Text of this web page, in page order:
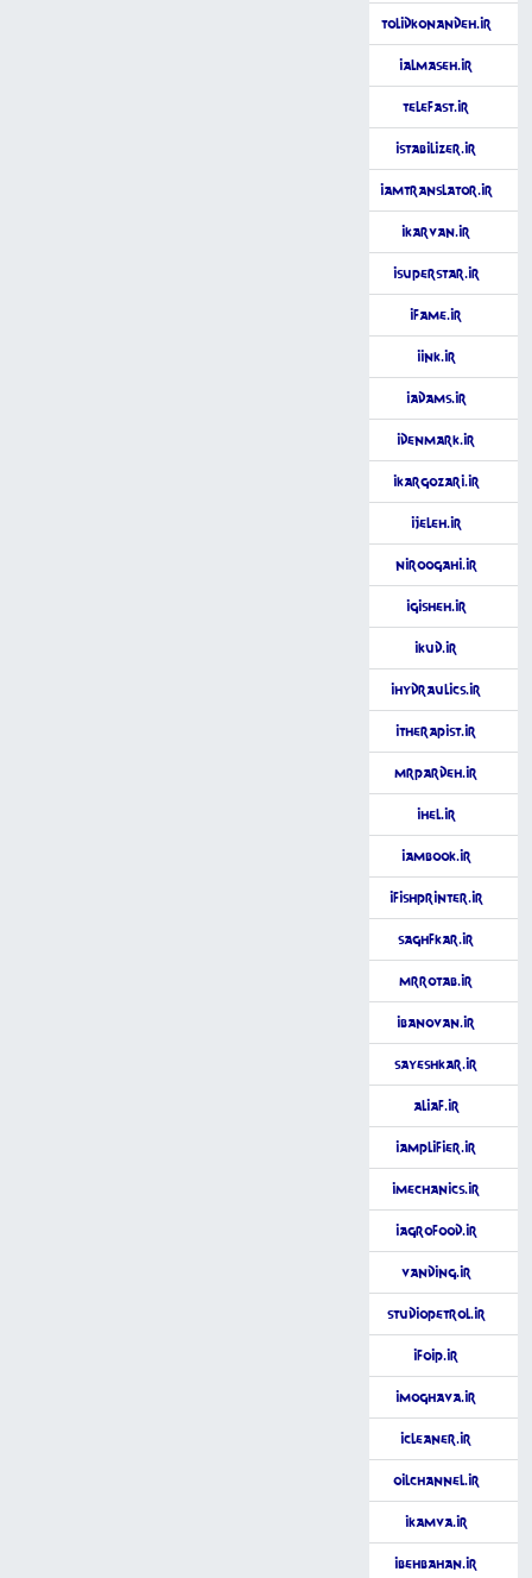
TolidKonandeh.ir
iAlmaseh.ir
TeleFast.ir
iStabilizer.ir
iAmTranslator.ir
iKarvan.ir
iSuperStar.ir
iFame.ir
iink.ir
iAdams.ir
iDenmark.ir
iKargozari.ir
iJeleh.ir
Niroogahi.ir
iGisheh.ir
iKud.ir
iHydraulics.ir
iTherapist.ir
MrPardeh.ir
iHel.ir
iAmBook.ir
iFishPrinter.ir
SaghfKar.ir
MrRotab.ir
iBanovan.ir
SayeshKar.ir
Aliaf.ir
iAmplifier.ir
iMechanics.ir
iAgroFood.ir
Vanding.ir
StudioPetrol.ir
iFoip.ir
iMoghava.ir
iCleaner.ir
OilChannel.ir
iKamva.ir
iBehbahan.ir